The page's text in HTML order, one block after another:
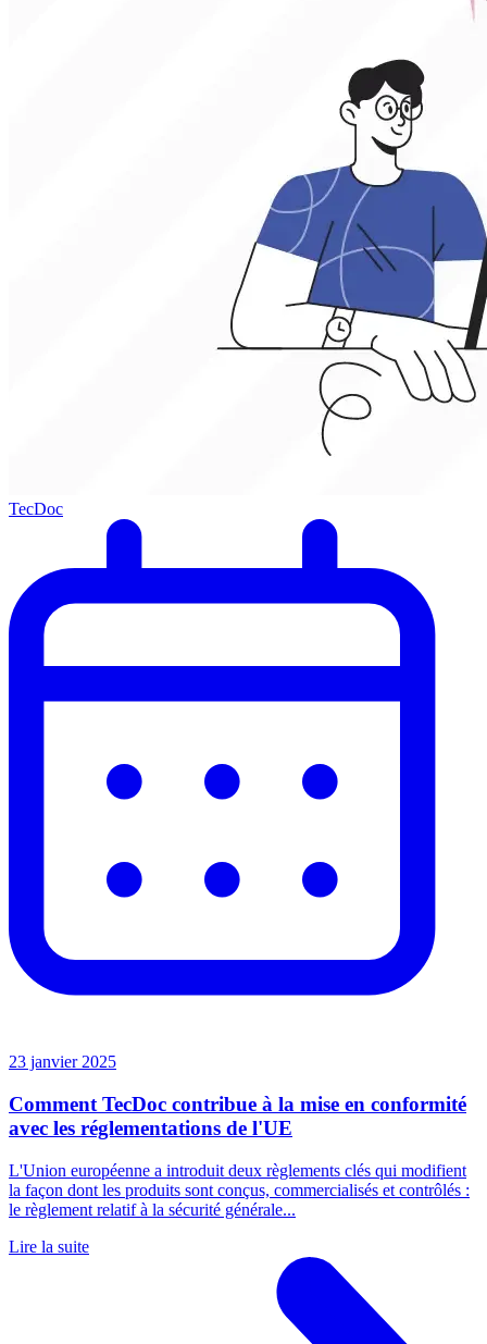
TecDoc
23 janvier 2025
Comment TecDoc contribue à la mise en conformité
avec les réglementations de l'UE
L'Union européenne a introduit deux règlements clés qui modifient
la façon dont les produits sont conçus, commercialisés et contrôlés :
le règlement relatif à la sécurité générale...
Lire la suite